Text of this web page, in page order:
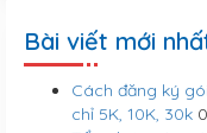
Bài viết mới
Cách đăng ký
chỉ 5K, 10K, 30k